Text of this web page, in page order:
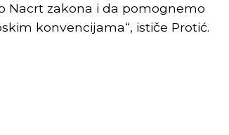
Nacrt zakona i da pomognemo
konvencijama“, ističe Protić.